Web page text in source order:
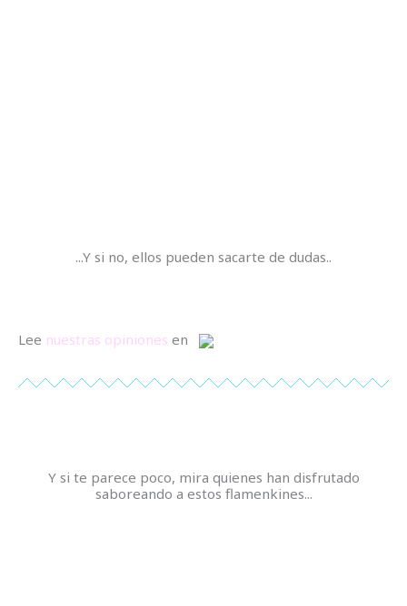
...Y si no, ellos pueden sacarte de dudas..
Lee nuestras opiniones en
Y si te parece poco, mira quienes han disfrutado
saboreando a estos flamenkines...